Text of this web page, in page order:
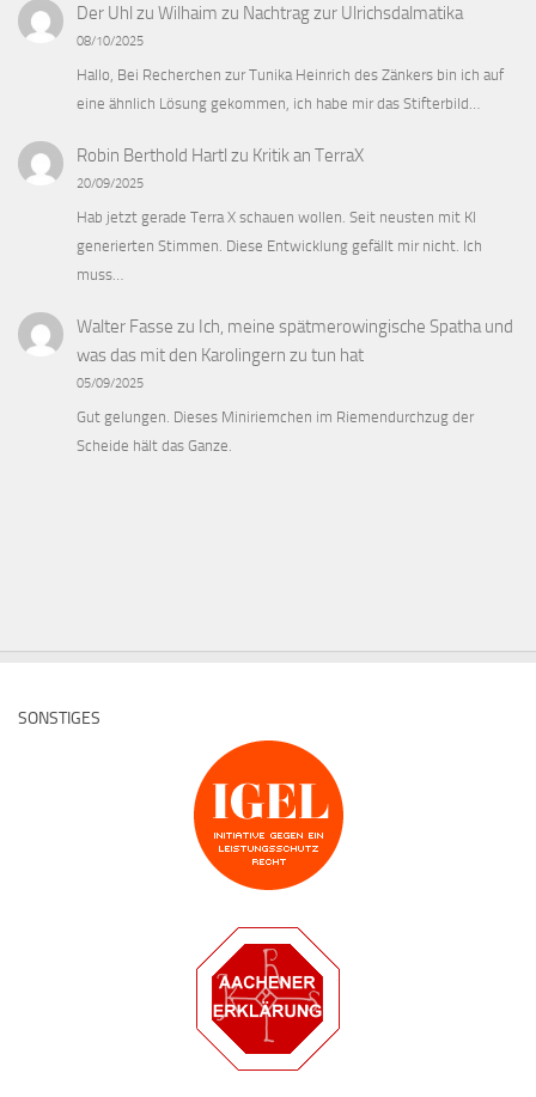
Der Uhl zu Wilhaim zu Nachtrag zur Ulrichsdalmatika
08/10/2025
Hallo, Bei Recherchen zur Tunika Heinrich des Zänkers bin ich auf
eine ähnlich Lösung gekommen, ich habe mir das Stifterbild…
Robin Berthold Hartl zu Kritik an TerraX
20/09/2025
Hab jetzt gerade Terra X schauen wollen. Seit neusten mit KI
generierten Stimmen. Diese Entwicklung gefällt mir nicht. Ich
muss…
Walter Fasse zu Ich, meine spätmerowingische Spatha und
was das mit den Karolingern zu tun hat
05/09/2025
Gut gelungen. Dieses Miniriemchen im Riemendurchzug der
Scheide hält das Ganze.
SONSTIGES